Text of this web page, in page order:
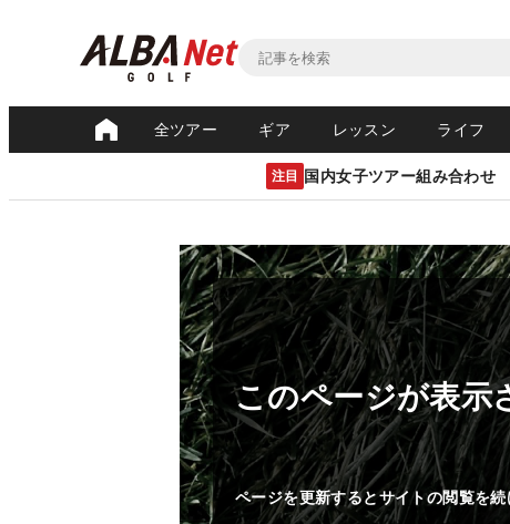
全ツアー ギア レッスン ライフ
注目 国内女子ツアー組み合わせ
このページが表示
ページを更新するとサイトの閲覧を続